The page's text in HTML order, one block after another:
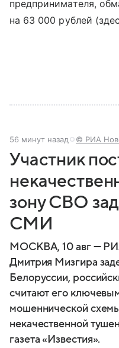
предпринимателя,
на 63 000 рублей
56 минут назад © РИА
Участник
зону СВО
СМИ
МОСКВА, 10 авг —
Дмитрия Мизгира
Белоруссии,
считают его
мошеннической
некачественной
газета «Известия».